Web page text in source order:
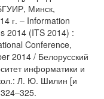
Минск,
г. – Information
2014 (ITS 2014) :
Conference,
2014 / Белорусский
информатики и
Л. Ю. Шилин [и